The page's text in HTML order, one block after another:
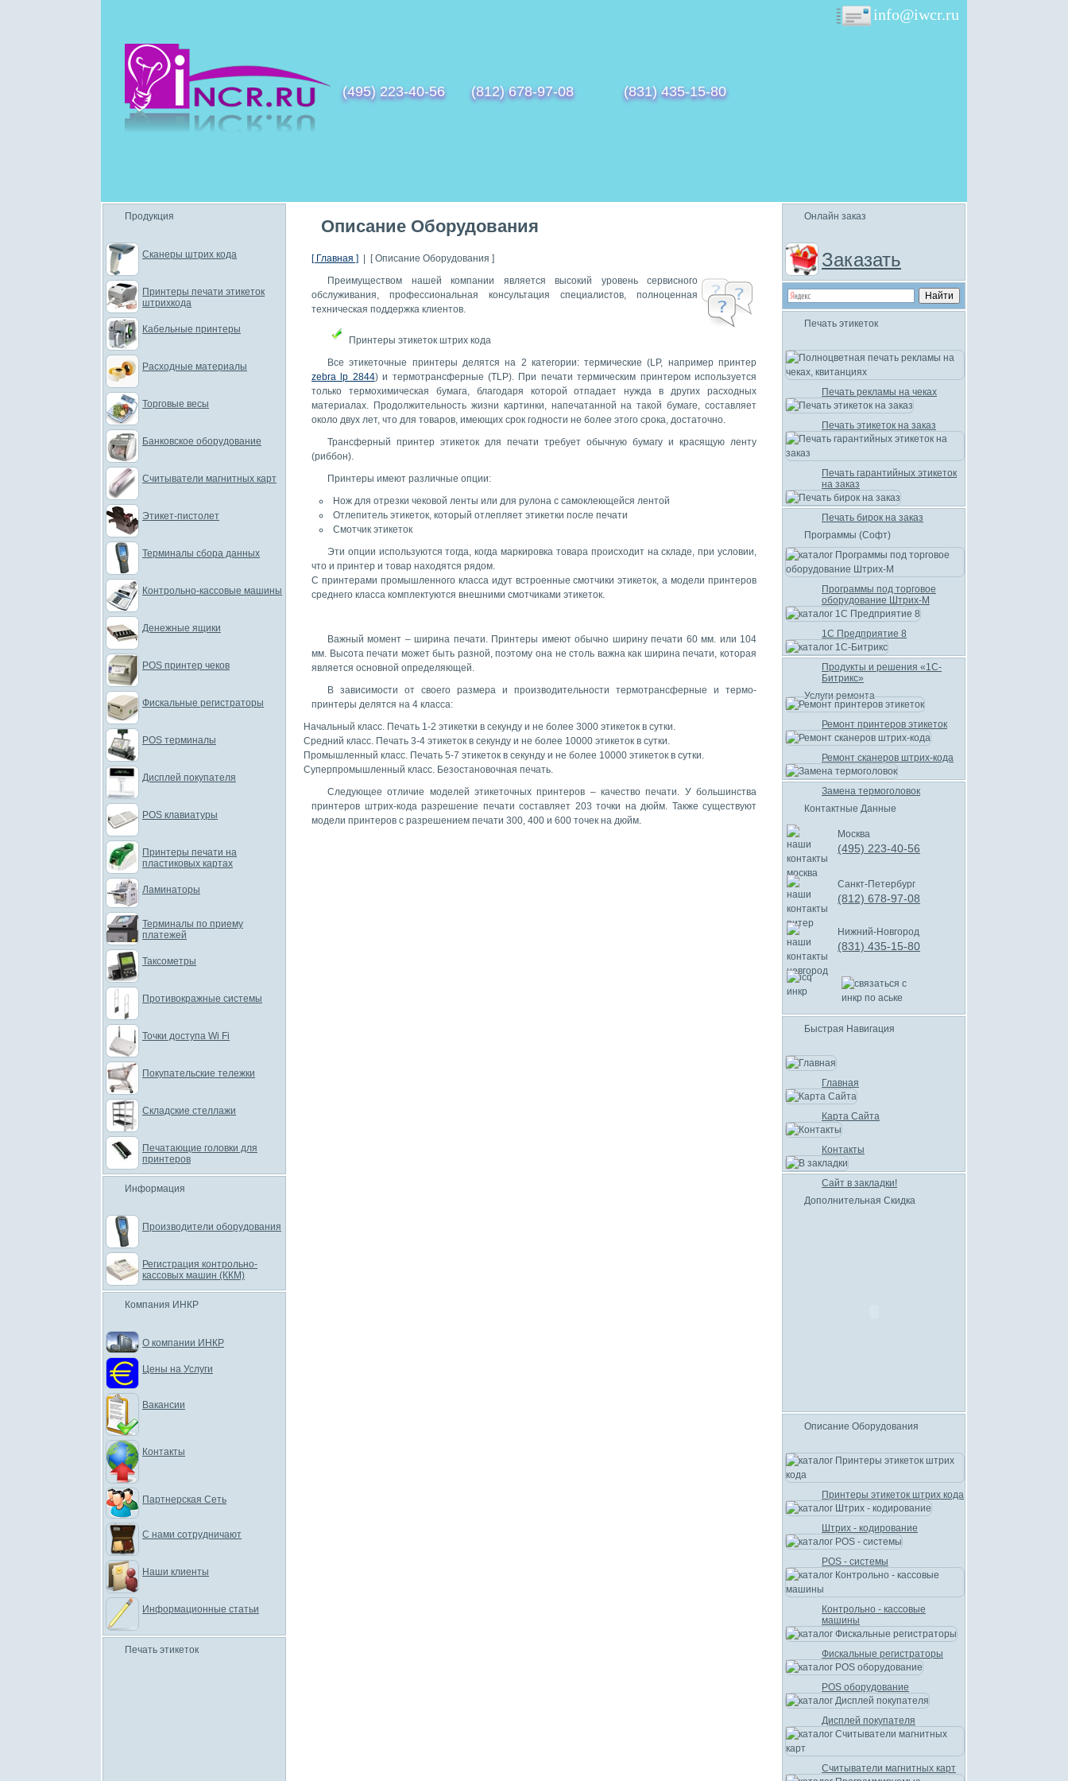
info@iwcr.ru
(495) 223-40-56 (812) 678-97-08 (831) 435-15-80
Описание Оборудования
[ Главная ] | [ Описание Оборудования ]
Преимуществом нашей компании является высокий уровень сервисного
обслуживания, профессиональная консультация специалистов, полноценная
техническая поддержка клиентов.
Принтеры этикеток штрих кода
Все этикеточные принтеры делятся на 2 категории: термические (LP, например принтер
zebra lp 2844) и термотрансферные (TLP). При печати термическим принтером используется
только термохимическая бумага, благодаря которой отпадает нужда в других расходных
материалах. Продолжительность жизни картинки, напечатанной на такой бумаге, составляет
около двух лет, что для товаров, имеющих срок годности не более этого срока, достаточно.
Трансферный принтер этикеток для печати требует обычную бумагу и красящую ленту
(риббон).
Принтеры имеют различные опции:
Нож для отрезки чековой ленты или для рулона с самоклеющейся лентой
Отлепитель этикеток, который отлепляет этикетки после печати
Смотчик этикеток
Эти опции используются тогда, когда маркировка товара происходит на складе, при условии,
что и принтер и товар находятся рядом.
С принтерами промышленного класса идут встроенные смотчики этикеток, а модели принтеров
среднего класса комплектуются внешними смотчиками этикеток.
Важный момент – ширина печати. Принтеры имеют обычно ширину печати 60 мм. или 104
мм. Высота печати может быть разной, поэтому она не столь важна как ширина печати, которая
является основной определяющей.
В зависимости от своего размера и производительности термотрансферные и термо-
принтеры делятся на 4 класса:
Начальный класс. Печать 1-2 этикетки в секунду и не более 3000 этикеток в сутки.
Средний класс. Печать 3-4 этикеток в секунду и не более 10000 этикеток в сутки.
Промышленный класс. Печать 5-7 этикеток в секунду и не более 10000 этикеток в сутки.
Суперпромышленный класс. Безостановочная печать.
Следующее отличие моделей этикеточных принтеров – качество печати. У большинства
принтеров штрих-кода разрешение печати составляет 203 точки на дюйм. Также существуют
модели принтеров с разрешением печати 300, 400 и 600 точек на дюйм.
Продукция
Сканеры штрих кода
Принтеры печати этикеток
штрихкода
Кабельные принтеры
Расходные материалы
Торговые весы
Банковское оборудование
Считыватели магнитных карт
Этикет-пистолет
Терминалы сбора данных
Контрольно-кассовые машины
Денежные ящики
POS принтер чеков
Фискальные регистраторы
POS терминалы
Дисплей покупателя
POS клавиатуры
Принтеры печати на
пластиковых картах
Ламинаторы
Терминалы по приему
платежей
Таксометры
Противокражные системы
Точки доступа Wi Fi
Покупательские тележки
Складские стеллажи
Печатающие головки для
принтеров
Информация
Производители оборудования
Регистрация контрольно-
кассовых машин (ККМ)
Компания ИНКР
О компании ИНКР
Цены на Услуги
Вакансии
Контакты
Партнерская Сеть
С нами сотрудничают
Наши клиенты
Информационные статьи
Печать этикеток
Онлайн заказ
Заказать
Печать этикеток
Печать рекламы на чеках
Печать этикеток на заказ
Печать гарантийных этикеток
на заказ
Печать бирок на заказ
Программы (Софт)
Программы под торговое
оборудование Штрих-М
1С Предприятие 8
Продукты и решения «1С-
Битрикс»
Услуги ремонта
Ремонт принтеров этикеток
Ремонт сканеров штрих-кода
Замена термоголовок
Контактные Данные
Москва
(495) 223-40-56
Санкт-Петербург
(812) 678-97-08
Нижний-Новгород
(831) 435-15-80
Быстрая Навигация
Главная
Карта Сайта
Контакты
Сайт в закладки!
Дополнительная Скидка
Описание Оборудования
Принтеры этикеток штрих кода
Штрих - кодирование
POS - системы
Контрольно - кассовые
машины
Фискальные регистраторы
POS оборудование
Дисплей покупателя
Считыватели магнитных карт